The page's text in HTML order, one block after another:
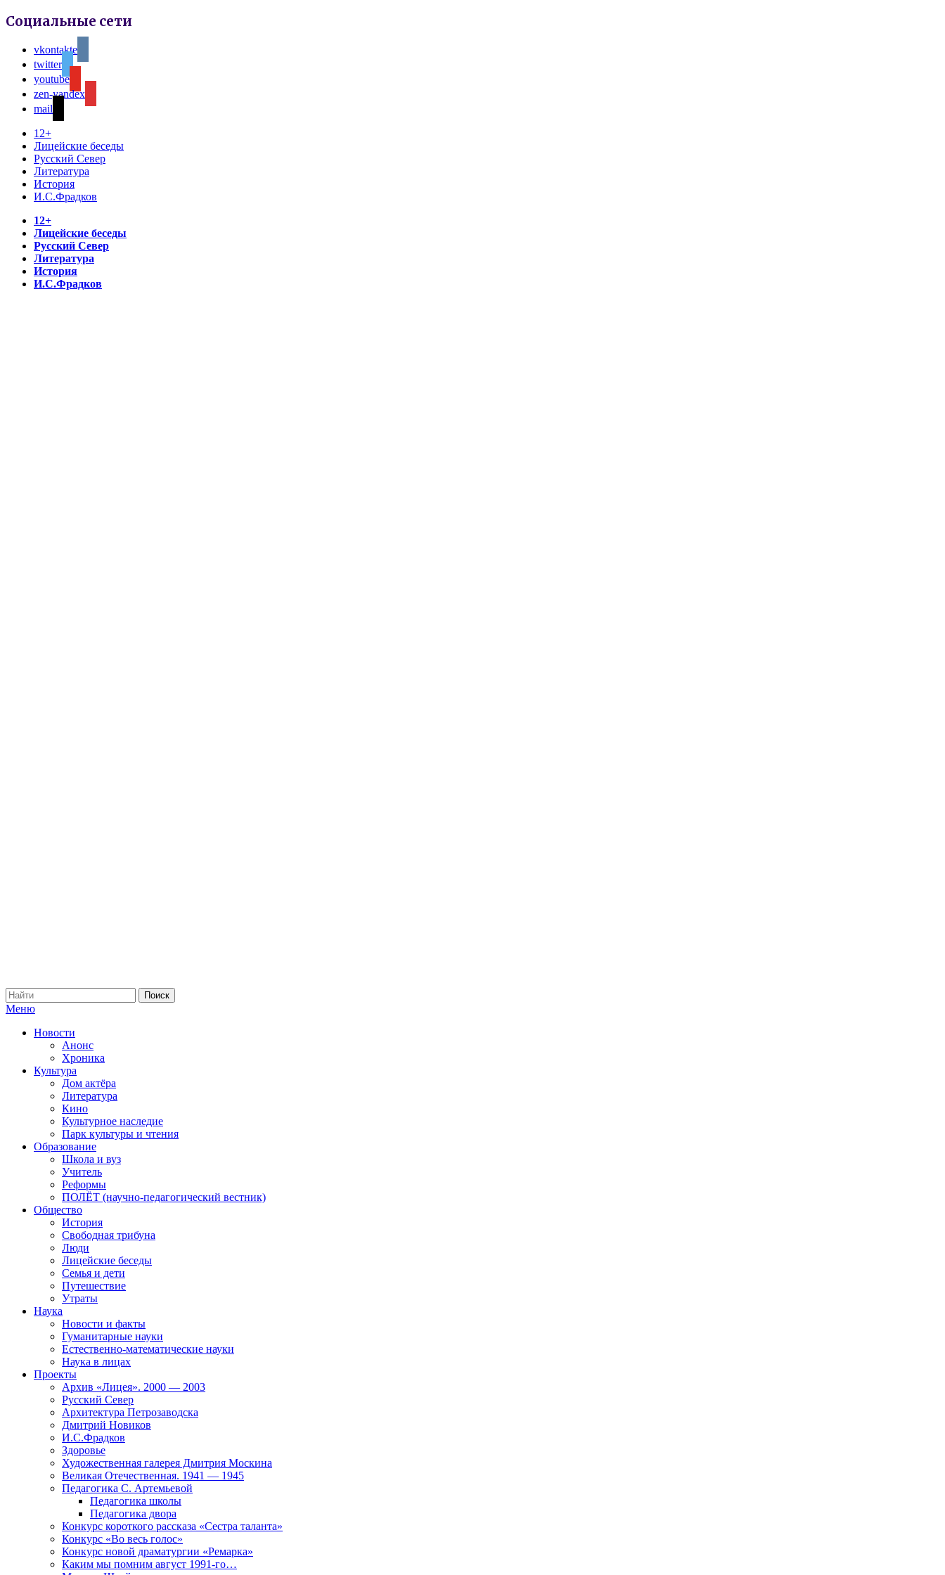
Социальные сети
vkontakte
twitter
youtube
zen-yandex
mail
12+
Лицейские беседы
Русский Север
Литература
История
И.С.Фрадков
12+
Лицейские беседы
Русский Север
Литература
История
И.С.Фрадков
Меню
Новости
Анонс
Хроника
Культура
Дом актёра
Литература
Кино
Культурное наследие
Парк культуры и чтения
Образование
Школа и вуз
Учитель
Реформы
ПОЛЁТ (научно-педагогический вестник)
Общество
История
Свободная трибуна
Люди
Лицейские беседы
Семья и дети
Путешествие
Утраты
Наука
Новости и факты
Гуманитарные науки
Естественно-математические науки
Наука в лицах
Проекты
Архив «Лицея». 2000 — 2003
Русский Север
Архитектура Петрозаводска
Дмитрий Новиков
И.С.Фрадков
Здоровье
Художественная галерея Дмитрия Москина
Великая Отечественная. 1941 — 1945
Педагогика С. Артемьевой
Педагогика школы
Педагогика двора
Конкурс короткого рассказа «Сестра таланта»
Конкурс «Во весь голос»
Конкурс новой драматургии «Ремарка»
Каким мы помним август 1991-го…